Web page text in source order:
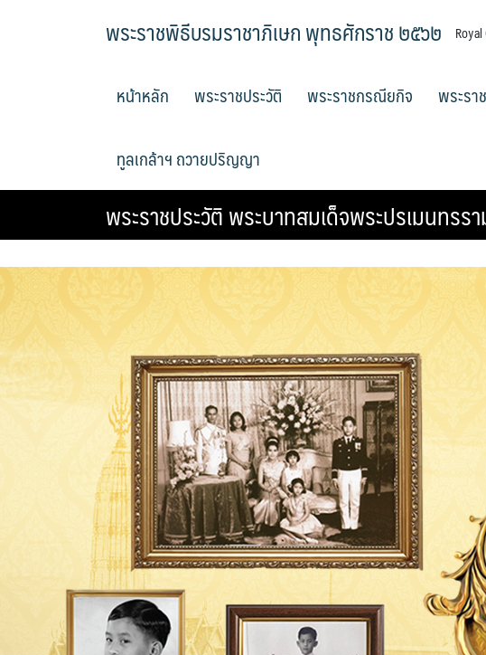
พระราชพิธีบรมราชาภิเษก พุทธศักราช ๒๕๖๒
หน้าหลัก พระราชประวัติ พระราชกรณียกิจ พระรา
ทูลเกล้าฯ ถวายปริญญา
พระราชประวัติ พระบาทสมเด็จพระปรเมนทร